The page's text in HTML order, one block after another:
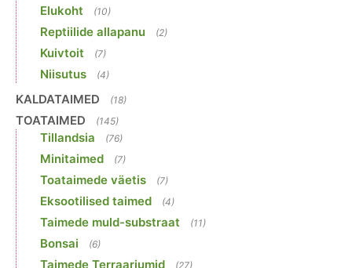
Elukoht (10)
Reptiilide allapanu (2)
Kuivtoit (7)
Niisutus (4)
KALDATAIMED (18)
TOATAIMED (145)
Tillandsia (76)
Minitaimed (7)
Toataimede väetis (7)
Eksootilised taimed (4)
Taimede muld-substraat (11)
Bonsai (6)
Taimede Terraariumid (27)